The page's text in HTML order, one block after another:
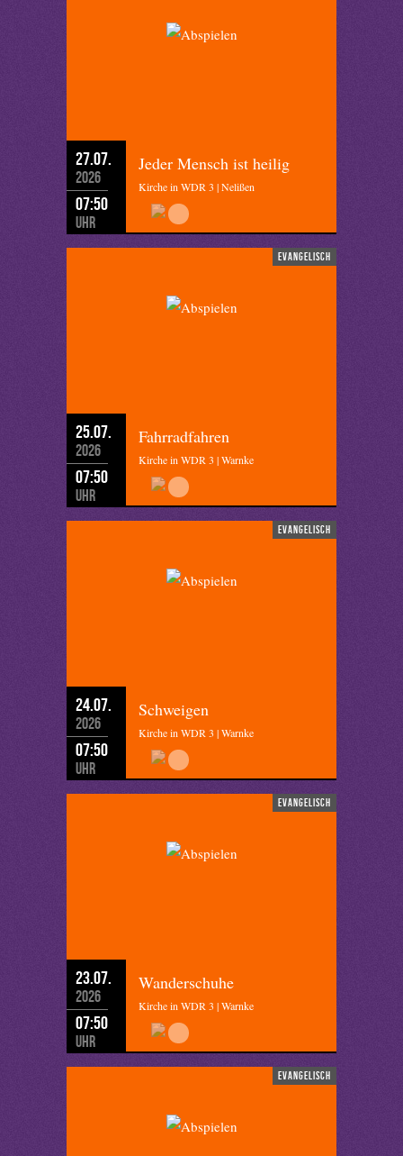
27.07.
2026
07:50
Uhr
Jeder Mensch ist heilig
Kirche in WDR 3 | Nelißen
evangelisch
25.07.
2026
07:50
Uhr
Fahrradfahren
Kirche in WDR 3 | Warnke
evangelisch
24.07.
2026
07:50
Uhr
Schweigen
Kirche in WDR 3 | Warnke
evangelisch
23.07.
2026
07:50
Uhr
Wanderschuhe
Kirche in WDR 3 | Warnke
evangelisch